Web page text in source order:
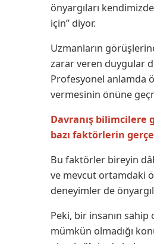
önyargıları
için” diyor.
Uzmanların
zarar veren duygular
Profesyonel anlamda
vermesinin önüne
Davranış bilimcilere
bazı faktörlerin
Bu faktörler bireyin
ve mevcut ortamdaki
deneyimler de
Peki, bir insanın
mümkün olmadığı